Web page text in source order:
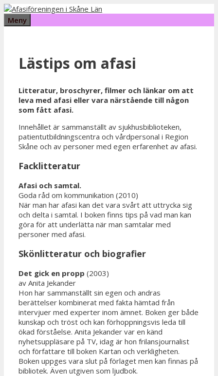
Hoppa
till
innehåll
Meny
Lästips om afasi
Litteratur, broschyrer, filmer och länkar om att
leva med afasi eller vara närstående till någon
som fått afasi.
Innehållet är sammanställt av sjukhusbiblioteken,
patientutbildningscentra och vårdpersonal i Region
Skåne och av personer med egen erfarenhet av afasi.
Facklitteratur
Afasi och samtal.
Goda råd om kommunikation (2010)
När man har afasi kan det vara svårt att uttrycka sig
och delta i samtal. I boken finns tips på vad man kan
göra för att underlätta när man samtalar med
personer med afasi.
Skönlitteratur och biografier
Det gick en propp (2003)
av Anita Jekander
Hon har sammanställt sin egen och andras
berättelser kombinerat med fakta hämtad från
intervjuer med experter inom ämnet. Boken ger både
kunskap och tröst och kan förhoppningsvis leda till
ökad förståelse. Anita Jekander var en känd
nyhetsuppläsare på TV, idag är hon frilansjournalist
och författare till boken Kartan och verkligheten.
Boken uppges vara slut på förlaget men kan finnas på
bibliotek. Även utgiven som ljudbok.